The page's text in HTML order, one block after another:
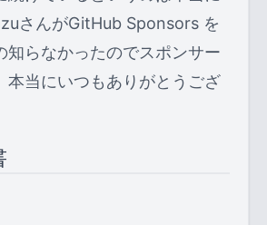
さんがGitHub Sponsors を
知らなかったのでスポンサー
本当にいつもありがとうござ